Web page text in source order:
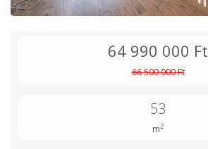
64 990 000 Ft
66 500 000 Ft
53
m2